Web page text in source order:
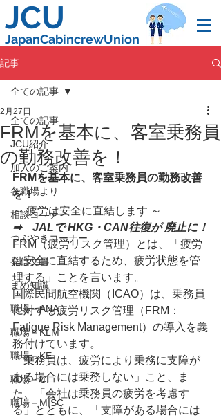
JCU
JapanCabincrewUnion
記事
全ての記事
JCU紹介
加入のご案内
各職場より
相談コ―ナー
つぶやきコーナー
発信文書
まめ知識
職場－ANA
職場－KLM
職場－KE
職場－CI
職場－MISC
全ての記事
FRMを基本に、客室乗務員
の勤務改善を！
2月27日
FRMを基本に、客室乗務員の勤務改善
を！
～ 疲労は安全に直結します ～
➡　JALで HKG・CAN往復が 廃止に！
FRM（疲労リスク管理）とは、「疲労
は安全に直結するため、疲労状態を管
理する」ことを言います。
国際民間航空機関（ICAO）は、乗務員
に対する疲労リスク管理（FRM：
Fatigue Risk Management）の導入を義
務付けています。
「乗務員は、疲労により乗務に支障が
ある場合には乗務しない」こと、ま
た、「会社は乗務員の疲労を考慮す
る」とともに、「支障がある場合には